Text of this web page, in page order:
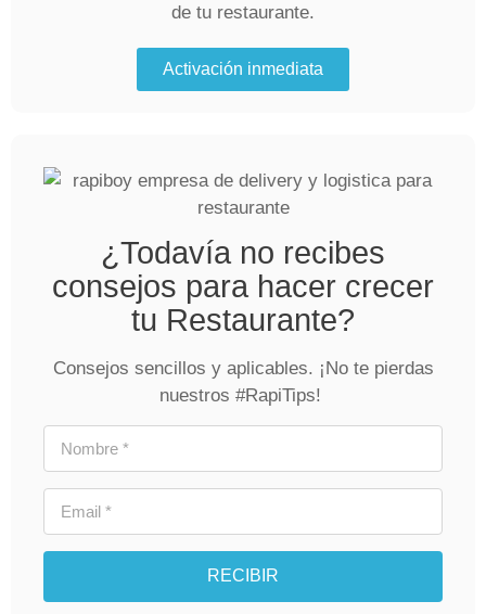
de tu restaurante.
Activación inmediata
¿Todavía no recibes
consejos para hacer crecer
tu Restaurante?
Consejos sencillos y aplicables. ¡No te pierdas
nuestros #RapiTips!
RECIBIR